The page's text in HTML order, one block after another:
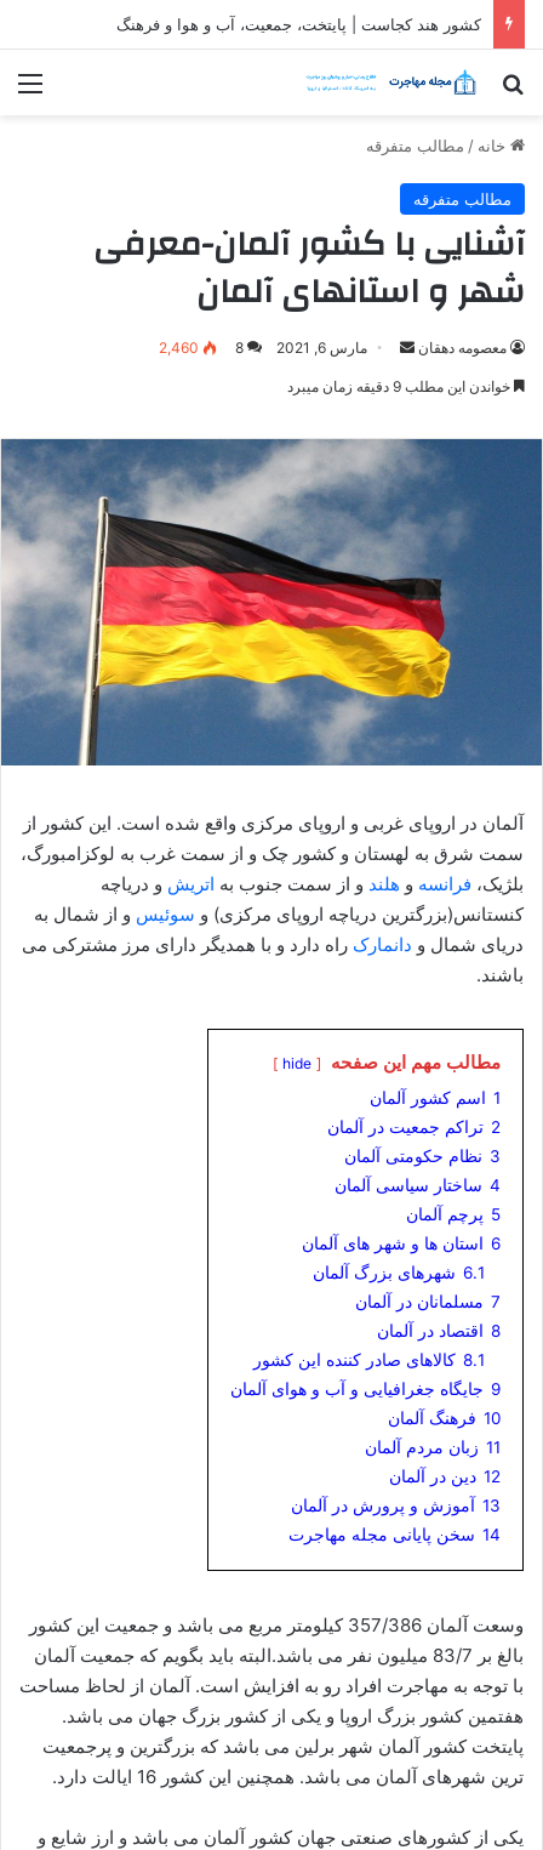
کشور هند کجاست | پایتخت، جمعیت، آب و هوا و فرهنگ
جستجو برای
خانه / مطالب متفرقه
مطالب متفرقه
آشنایی با کشور آلمان-معرفی
شهر و استانهای آلمان
معصومه دهقان
ارسالمارس 6, 2021 8
2,460
خواندن این مطلب 9 دقیقه زمان میبرد
آلمان در اروپای غربی و اروپای مرکزی واقع شده است. این کشور از
سمت شرق به لهستان و کشور چک و از سمت غرب به لوکزامبورگ،
بلژیک، فرانسه و هلند و از سمت جنوب به اتریش و دریاچه
کنستانس(بزرگترین دریاچه اروپای مرکزی) و سوئیس و از شمال به
دریای شمال و دانمارک راه دارد و با همدیگر دارای مرز مشترکی می
باشند.
مطالب مهم این صفحه hide
1 اسم کشور آلمان
2 تراکم جمعیت در آلمان
3 نظام حکومتی آلمان
4 ساختار سیاسی آلمان
5 پرچم آلمان
6 استان ها و شهر های آلمان
6.1 شهرهای بزرگ آلمان
7 مسلمانان در آلمان
8 اقتصاد در آلمان
8.1 کالاهای صادر کننده این کشور
9 جایگاه جغرافیایی و آب و هوای آلمان
10 فرهنگ آلمان
11 زبان مردم آلمان
12 دین در آلمان
13 آموزش و پرورش در آلمان
14 سخن پایانی مجله مهاجرت
وسعت آلمان 357/386 کیلومتر مربع می باشد و جمعیت این کشور
بالغ بر 83/7 میلیون نفر می باشد.البته باید بگویم که جمعیت آلمان
با توجه به مهاجرت افراد رو به افزایش است. آلمان از لحاظ مساحت
هفتمین کشور بزرگ اروپا و یکی از کشور بزرگ جهان می باشد.
پایتخت کشور آلمان شهر برلین می باشد که بزرگترین و پرجمعیت
ترین شهرهای آلمان می باشد. همچنین این کشور 16 ایالت دارد.
یکی از کشورهای صنعتی جهان کشور آلمان می باشد و ارز شایع و